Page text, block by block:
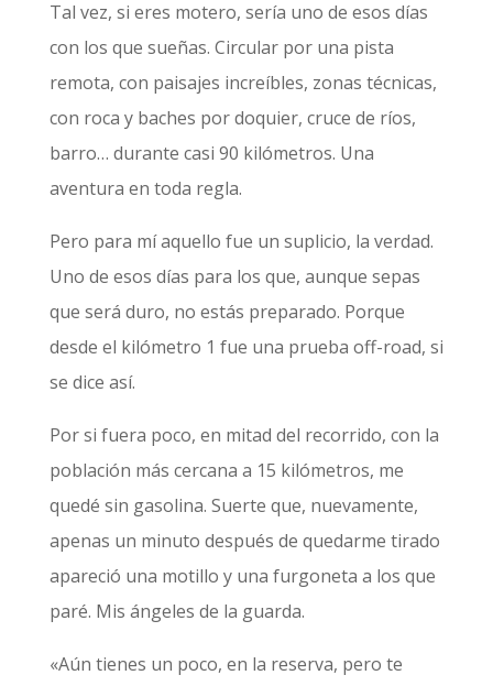
Tal vez, si eres motero, sería uno de esos días
con los que sueñas. Circular por una pista
remota, con paisajes increíbles, zonas técnicas,
con roca y baches por doquier, cruce de ríos,
barro… durante casi 90 kilómetros. Una
aventura en toda regla.
Pero para mí aquello fue un suplicio, la verdad.
Uno de esos días para los que, aunque sepas
que será duro, no estás preparado. Porque
desde el kilómetro 1 fue una prueba off-road, si
se dice así.
Por si fuera poco, en mitad del recorrido, con la
población más cercana a 15 kilómetros, me
quedé sin gasolina. Suerte que, nuevamente,
apenas un minuto después de quedarme tirado
apareció una motillo y una furgoneta a los que
paré. Mis ángeles de la guarda.
«Aún tienes un poco, en la reserva, pero te